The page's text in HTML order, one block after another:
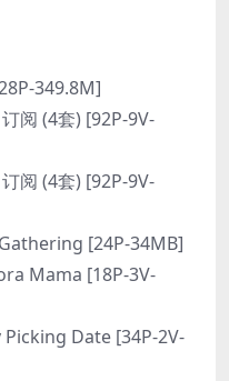
349.8M]
阅 (4套) [92P-9V-
阅 (4套) [92P-9V-
[24P-34MB]
Mama [18P-3V-
Picking Date [34P-2V-